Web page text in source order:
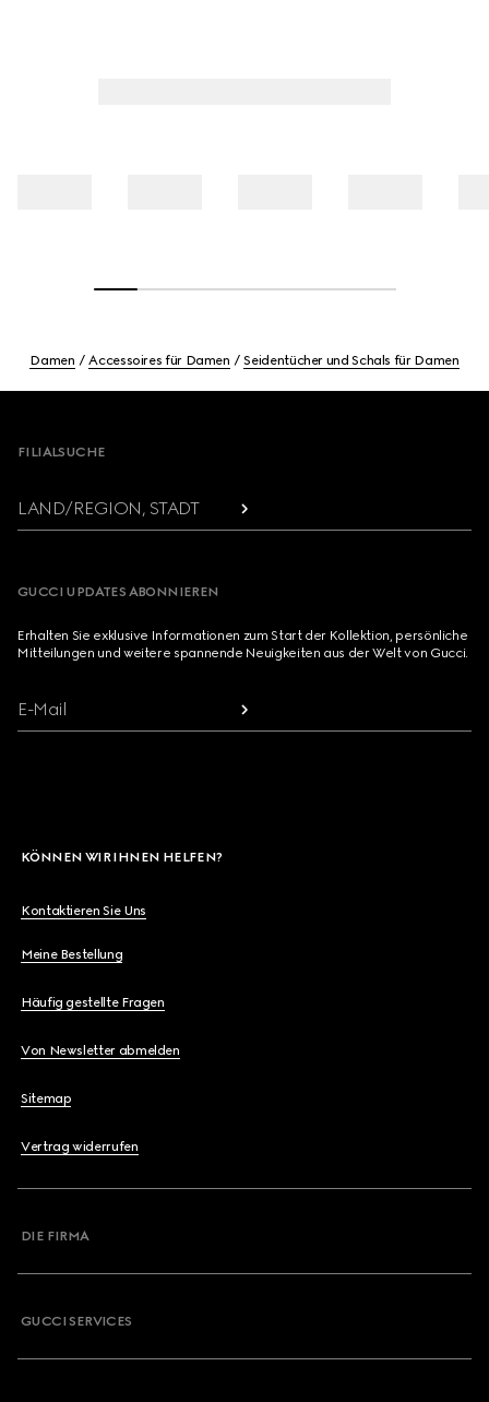
Damen Accessoires für Damen Seidentücher und Schals für Damen
FILIALSUCHE
LAND/REGION, STADT
GUCCI UPDATES ABONNIEREN
Erhalten Sie exklusive Informationen zum Start der Kollektion, persönliche
Mitteilungen und weitere spannende Neuigkeiten aus der Welt von Gucci.
E-Mail
KÖNNEN WIR IHNEN HELFEN?
Kontaktieren Sie Uns
Meine Bestellung
Häufig gestellte Fragen
Von Newsletter abmelden
Sitemap
Vertrag widerrufen
DIE FIRMA
GUCCI SERVICES